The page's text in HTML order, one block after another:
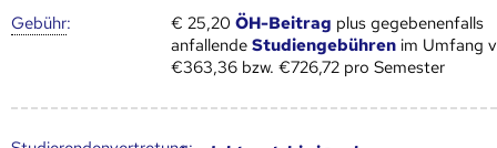
Gebühr: € 25,20ÖH-Beitrag plus gegebenenfalls
anfallendeStudiengebühren im Umfang
€363,36 bzw. €726,72 pro Semester